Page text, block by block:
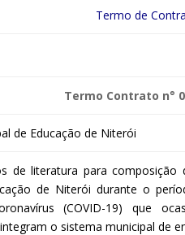
Termo de
Termo Contrato n°
de Educação de Niterói
de literatura para
de Niterói durante o
(COVID-19) que
o sistema municipal de